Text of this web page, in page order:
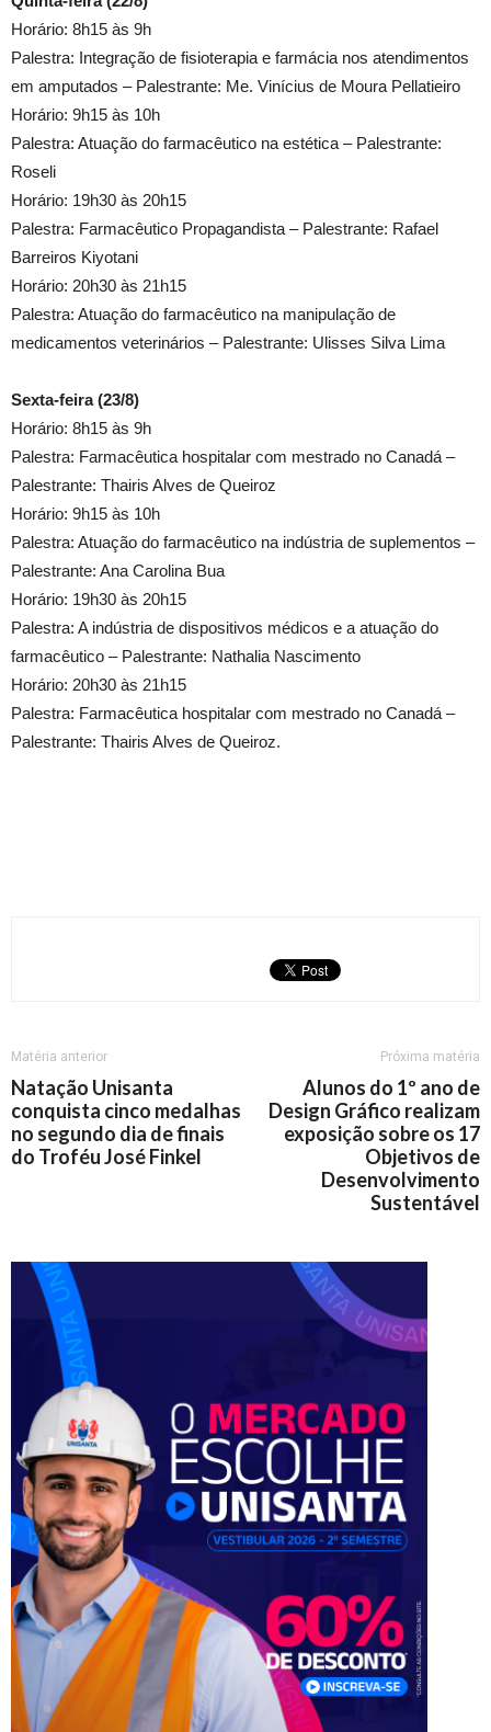
Horário: 8h15 às 9h
Palestra: Integração de fisioterapia e farmácia nos atendimentos
em amputados – Palestrante: Me. Vinícius de Moura Pellatieiro
Horário: 9h15 às 10h
Palestra: Atuação do farmacêutico na estética – Palestrante:
Roseli
Horário: 19h30 às 20h15
Palestra: Farmacêutico Propagandista – Palestrante: Rafael
Barreiros Kiyotani
Horário: 20h30 às 21h15
Palestra: Atuação do farmacêutico na manipulação de
medicamentos veterinários – Palestrante: Ulisses Silva Lima
Sexta-feira (23/8)
Horário: 8h15 às 9h
Palestra: Farmacêutica hospitalar com mestrado no Canadá –
Palestrante: Thairis Alves de Queiroz
Horário: 9h15 às 10h
Palestra: Atuação do farmacêutico na indústria de suplementos –
Palestrante: Ana Carolina Bua
Horário: 19h30 às 20h15
Palestra: A indústria de dispositivos médicos e a atuação do
farmacêutico – Palestrante: Nathalia Nascimento
Horário: 20h30 às 21h15
Palestra: Farmacêutica hospitalar com mestrado no Canadá –
Palestrante: Thairis Alves de Queiroz.
Matéria anterior
Natação Unisanta
conquista cinco medalhas
no segundo dia de finais
do Troféu José Finkel
Próxima matéria
Alunos do 1º ano de
Design Gráfico realizam
exposição sobre os 17
Objetivos de
Desenvolvimento
Sustentável